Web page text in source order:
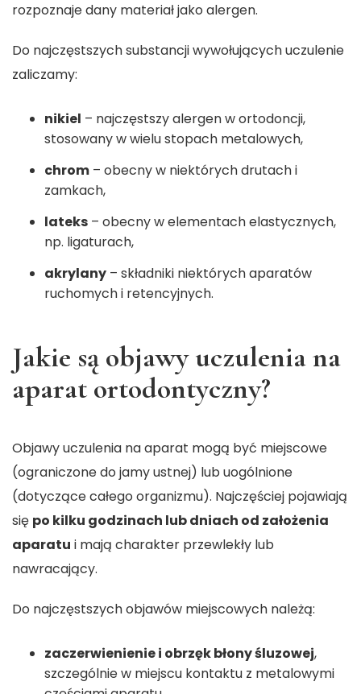
rozpoznaje dany materiał jako alergen.
Do najczęstszych substancji wywołujących uczulenie
zaliczamy:
nikiel – najczęstszy alergen w ortodoncji,
stosowany w wielu stopach metalowych,
chrom – obecny w niektórych drutach i
zamkach,
lateks – obecny w elementach elastycznych,
np. ligaturach,
akrylany – składniki niektórych aparatów
ruchomych i retencyjnych.
Jakie są objawy uczulenia na
aparat ortodontyczny?
Objawy uczulenia na aparat mogą być miejscowe
(ograniczone do jamy ustnej) lub uogólnione
(dotyczące całego organizmu). Najczęściej pojawiają
się po kilku godzinach lub dniach od założenia
aparatu i mają charakter przewlekły lub
nawracający.
Do najczęstszych objawów miejscowych należą:
zaczerwienienie i obrzęk błony śluzowej,
szczególnie w miejscu kontaktu z metalowymi